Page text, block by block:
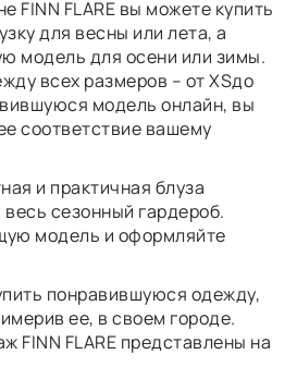
FINN FLARE вы можете купить
для весны или лета, а
модель для осени или зимы.
всех размеров – от XSдо
модель онлайн, вы
соответствие вашему
и практичная блуза
сезонный гардероб.
модель и оформляйте
понравившуюся одежду,
ее, в своем городе.
FINN FLARE представлены на